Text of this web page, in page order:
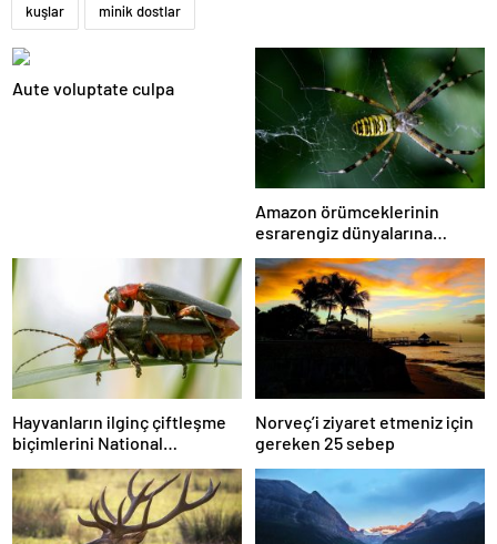
kuşlar minik dostlar
Aute voluptate culpa
Amazon örümceklerinin
esrarengiz dünyalarına
gitmeye hazır olun.
Hayvanların ilginç çiftleşme
biçimlerini National
Geographic görüntüledi.
Norveç’i ziyaret etmeniz için
gereken 25 sebep